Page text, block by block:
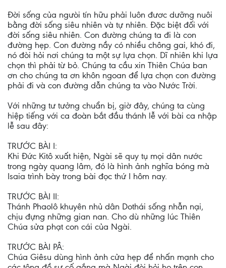
Đời sống của ngưòi tín hữu phải luôn đươc dưỡng nuôi
bằng đời sống siêu nhiên và tự nhiên. Đặc biệt đối với
đời sống siêu nhiên. Con đường chúng ta đi là con
đường hẹp. Con đường nầy có nhiều chông gai, khó đi,
nó đòi hỏi nơi chúng ta một sự lựa chọn. Dĩ nhiên khi lựa
chọn thì phải từ bỏ. Chúng ta cầu xin Thiên Chúa ban
ơn cho chúng ta ơn khôn ngoan để lựa chọn con đường
phải đi và con đường dẫn chúng ta vào Nước Trời.
Với những tư tưởng chuẩn bị, giờ đây, chúng ta cùng
hiệp tiếng với ca đoàn bắt đầu thánh lễ với bài ca nhập
lễ sau đây:
TRƯỚC BÀI I:
Khi Đức Kitô xuất hiện, Ngài sẽ quy tụ mọi dân nước
trong ngày quang lâm, đó là hình ảnh nghĩa bóng mà
Isaia trình bày trong bài đọc thứ I hôm nay.
TRƯỚC BÀI II:
Thánh Phaolô khuyên nhủ dân Dothái sống nhẫn nại,
chịu đựng những gian nan. Cho dù những lúc Thiên
Chúa sửa phạt con cái của Ngài.
TRƯỚC BÀI PÂ:
Chúa Giêsu dùng hình ảnh cửa hẹp để nhấn mạnh cho